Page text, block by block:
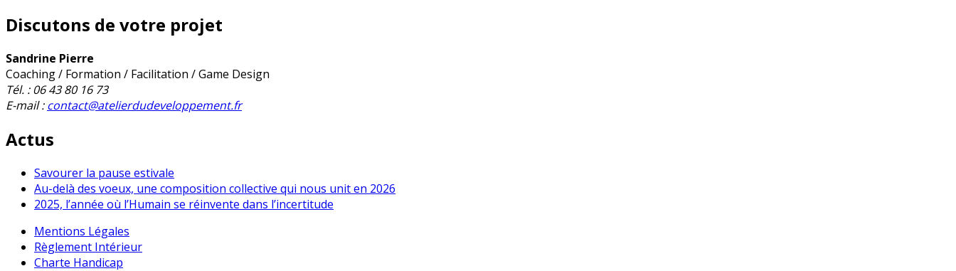
Discutons de votre projet
Sandrine Pierre
Coaching / Formation / Facilitation / Game Design
Tél. : 06 43 80 16 73
E-mail :contact@atelierdudeveloppement.fr
Actus
Savourer la pause estivale
Au-delà des voeux, une composition collective qui nous unit en 2026
2025, l’année où l’Humain se réinvente dans l’incertitude
Mentions Légales
Règlement Intérieur
Charte Handicap